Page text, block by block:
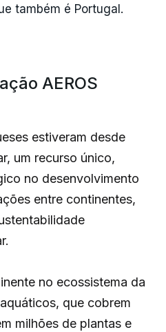
também é Portugal.
AEROS
estiveram desde
um recurso único,
no desenvolvimento
entre continentes,
no ecossistema da
que cobrem
milhões de plantas e